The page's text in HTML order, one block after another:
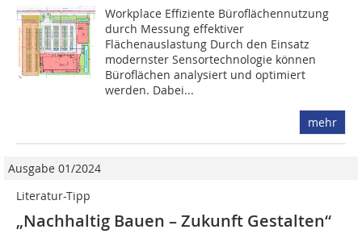
Workplace Effiziente Büroflächennutzung
durch Messung effektiver
Flächenauslastung Durch den Einsatz
modernster Sensortechnologie können
Büroflächen analysiert und optimiert
werden. Dabei...
mehr
Ausgabe 01/2024
Literatur-Tipp
„Nachhaltig Bauen – Zukunft Gestalten“